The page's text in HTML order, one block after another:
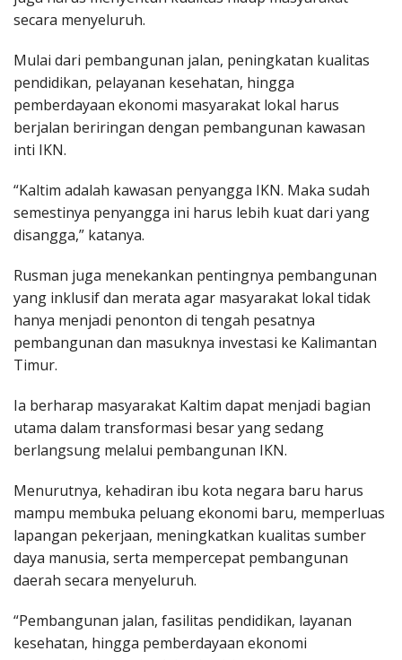
secara menyeluruh.
Mulai dari pembangunan jalan, peningkatan kualitas
pendidikan, pelayanan kesehatan, hingga
pemberdayaan ekonomi masyarakat lokal harus
berjalan beriringan dengan pembangunan kawasan
inti IKN.
“Kaltim adalah kawasan penyangga IKN. Maka sudah
semestinya penyangga ini harus lebih kuat dari yang
disangga,” katanya.
Rusman juga menekankan pentingnya pembangunan
yang inklusif dan merata agar masyarakat lokal tidak
hanya menjadi penonton di tengah pesatnya
pembangunan dan masuknya investasi ke Kalimantan
Timur.
Ia berharap masyarakat Kaltim dapat menjadi bagian
utama dalam transformasi besar yang sedang
berlangsung melalui pembangunan IKN.
Menurutnya, kehadiran ibu kota negara baru harus
mampu membuka peluang ekonomi baru, memperluas
lapangan pekerjaan, meningkatkan kualitas sumber
daya manusia, serta mempercepat pembangunan
daerah secara menyeluruh.
“Pembangunan jalan, fasilitas pendidikan, layanan
kesehatan, hingga pemberdayaan ekonomi